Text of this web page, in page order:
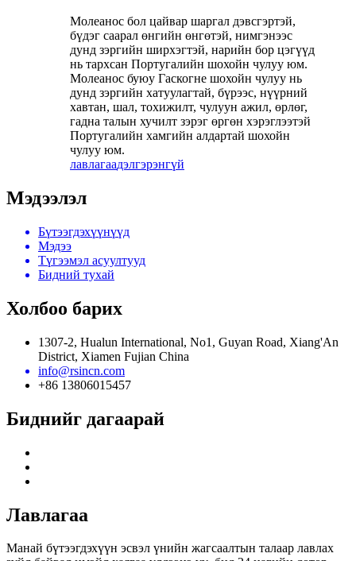
Молеанос бол цайвар шаргал дэвсгэртэй,
бүдэг саарал өнгийн өнгөтэй, нимгэнээс
дунд зэргийн ширхэгтэй, нарийн бор цэгүүд
нь тархсан Португалийн шохойн чулуу юм.
Молеанос буюу Гаскогне шохойн чулуу нь
дунд зэргийн хатуулагтай, бүрээс, нүүрний
хавтан, шал, тохижилт, чулуун ажил, өрлөг,
гадна талын хучилт зэрэг өргөн хэрэглээтэй
Португалийн хамгийн алдартай шохойн
чулуу юм.
лавлагаадэлгэрэнгүй
Мэдээлэл
Бүтээгдэхүүнүүд
Мэдээ
Түгээмэл асуултууд
Бидний тухай
Холбоо барих
1307-2, Hualun International, No1, Guyan Road, Xiang'An
District, Xiamen Fujian China
info@rsincn.com
+86 13806015457
Биднийг дагаарай
Лавлагаа
Манай бүтээгдэхүүн эсвэл үнийн жагсаалтын талаар лавлах